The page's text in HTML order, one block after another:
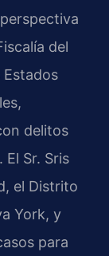
del
Estados
delitos
Sr. Sris
el Distrito
York, y
para